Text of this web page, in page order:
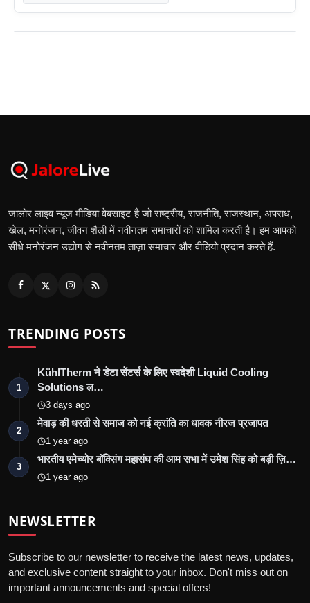
जालोर लाइव न्यूज मीडिया वेबसाइट है जो राष्ट्रीय, राजनीति, राजस्थान, अपराध,
खेल, मनोरंजन, जीवन शैली में नवीनतम समाचारों को शामिल करती है। हम आपको
सीधे मनोरंजन उद्योग से नवीनतम ताज़ा समाचार और वीडियो प्रदान करते हैं.
TRENDING POSTS
1
KühlTherm ने डेटा सेंटर्स के लिए स्वदेशी Liquid Cooling
Solutions ल…
3 days ago
2
मेवाड़ की धरती से समाज को नई क्रांति का धावक नीरज प्रजापत
1 year ago
3
भारतीय एमेच्योर बॉक्सिंग महासंघ की आम सभा में उमेश सिंह को बड़ी ज़ि…
1 year ago
NEWSLETTER
Subscribe to our newsletter to receive the latest news, updates,
and exclusive content straight to your inbox. Don't miss out on
important announcements and special offers!